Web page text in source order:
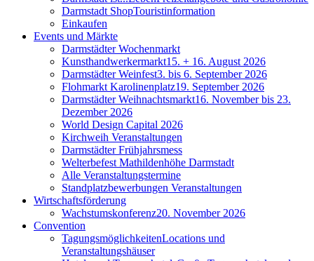
Darmstadt ShopTouristinformation
Einkaufen
Events und Märkte
Darmstädter Wochenmarkt
Kunsthandwerkermarkt15. + 16. August 2026
Darmstädter Weinfest3. bis 6. September 2026
Flohmarkt Karolinenplatz19. September 2026
Darmstädter Weihnachtsmarkt16. November bis 23.
Dezember 2026
World Design Capital 2026
Kirchweih Veranstaltungen
Darmstädter Frühjahrsmess
Welterbefest Mathildenhöhe Darmstadt
Alle Veranstaltungstermine
Standplatzbewerbungen Veranstaltungen
Wirtschaftsförderung
Wachstumskonferenz20. November 2026
Convention
TagungsmöglichkeitenLocations und
Veranstaltungshäuser